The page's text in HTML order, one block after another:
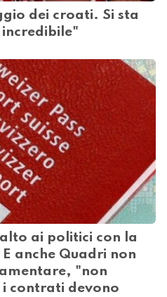
dei croati. Si sta
ai politici con la
anche Quadri non
"non
i contrati devono